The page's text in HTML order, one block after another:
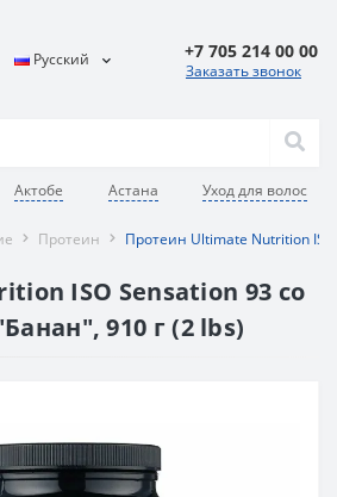
Актобе Астана Уход для волос
Русский +7 705 214 00 00
Заказать звонок
Протеин Протеин Ultimate Nutrition
ISO Sensation 93 со
910 г (2 lbs)